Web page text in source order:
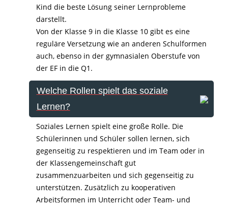
Kind die beste Lösung seiner Lernprobleme
darstellt.
Von der Klasse 9 in die Klasse 10 gibt es eine
reguläre Versetzung wie an anderen Schulformen
auch, ebenso in der gymnasialen Oberstufe von
der EF in die Q1.
Welche Rollen spielt das soziale
Lernen?
Soziales Lernen spielt eine große Rolle. Die
Schülerinnen und Schüler sollen lernen, sich
gegenseitig zu respektieren und im Team oder in
der Klassengemeinschaft gut
zusammenzuarbeiten und sich gegenseitig zu
unterstützen. Zusätzlich zu kooperativen
Arbeitsformen im Unterricht oder Team- und